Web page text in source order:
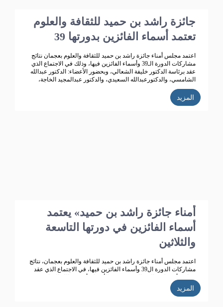
جائزة راشد بن حميد للثقافة والعلوم
تعتمد أسماء الفائزين بدورتها 39
اعتمد مجلس أمناء جائزة راشد بن حميد للثقافة والعلوم بعجمان نتائج
مشاركات الدورة الـ39 وأسماء الفائزين فيها، وذلك في الاجتماع الذي
عقد برئاسة الدكتور خليفة الشعالي، وبحضور الأعضاء: الدكتور عبدالله
الشامسي، والدكتورعبدالله السعيدي، والدكتور عبدالمجيد الخاجة،
والدكتور خالد الخاجة، والدكتور سيف الشعالي، والدكتورة نهلة
القاسمي، وأحمد حبيب الغريب، وخميس عبدالله، ونجيبة محمد
الرفاعي، وفائقة هلال بوهزاع. 352 مشاركاً
المزيد
أمناء جائزة راشد بن حميد» يعتمد
أسماء الفائزين في دورتها التاسعة
والثلاثين
اعتمد مجلس أمناء جائزة راشد بن حميد للثقافة والعلوم بعجمان، نتائج
مشاركات الدورة ال39 وأسماء الفائزين فيها، في الاجتماع الذي عقد
ود. عبدالله السعيدي، ود. عبد المجيد الخاجة، ود. خالد الخاجة، ود. سيف
الشعالي، ود. نهلة القاسمي، وأحمد حبيب الغريب، وخميس عبدالله،
المزيد